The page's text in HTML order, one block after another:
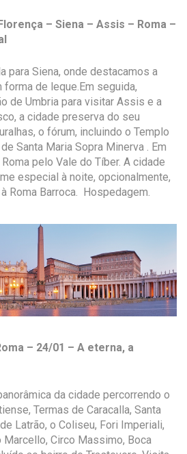
– Siena – Assis – Roma –
para Siena, onde destacamos a
forma de leque.Em seguida,
de Umbria para visitar Assis e a
a cidade preserva do seu
o fórum, incluindo o Templo
Santa Maria Sopra Minerva . Em
pelo Vale do Tíber. A cidade
especial à noite, opcionalmente,
Roma Barroca. Hospedagem.
– 24/01 – A eterna, a
da cidade percorrendo o
Termas de Caracalla, Santa
Latrão, o Coliseu, Fori Imperiali,
Marcello, Circo Massimo, Boca